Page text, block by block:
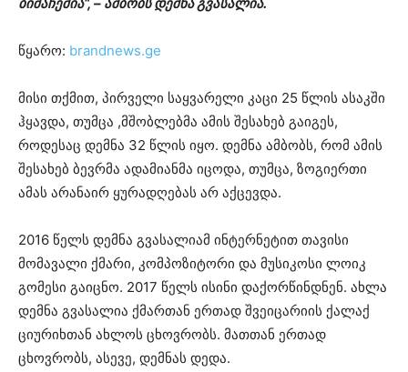
წყარო: brandnews.ge
მისი თქმით, პირველი საყვარელი კაცი 25 წლის ასაკში
ჰყავდა, თუმცა ,მშობლებმა ამის შესახებ გაიგეს,
როდესაც დემნა 32 წლის იყო. დემნა ამბობს, რომ ამის
შესახებ ბევრმა ადამიანმა იცოდა, თუმცა, ზოგიერთი
ამას არანაირ ყურადღებას არ აქცევდა.
2016 წელს დემნა გვასალიამ ინტერნეტით თავისი
მომავალი ქმარი, კომპოზიტორი და მუსიკოსი ლოიკ
გომესი გაიცნო. 2017 წელს ისინი დაქორწინდნენ. ახლა
დემნა გვასალია ქმართან ერთად შვეიცარიის ქალაქ
ციურიხთან ახლოს ცხოვრობს. მათთან ერთად
ცხოვრობს, ასევე, დემნას დედა.